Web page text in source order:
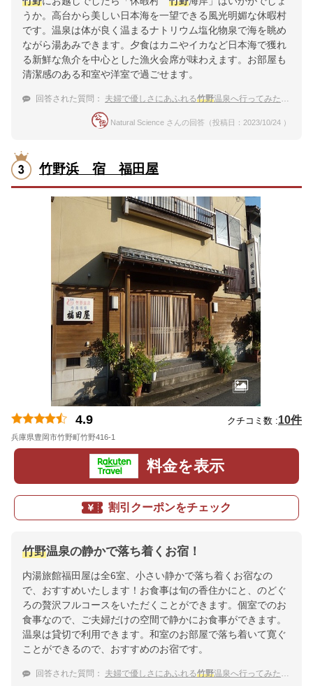
うか。高台から美しい日本海を一望できる風光明媚な休暇村
です。温泉は体が良く温まるナトリウム塩化物泉で海を眺め
ながら湯あみできます。夕食はカニやイカなど日本海で獲れ
る新鮮な魚介を中心とした漁火会席が味わえます。お部屋も
清潔感のある和室や洋室で過ごせます。
回答された質問： 夫婦で優しさにあふれる竹野温泉へ行ってみたい！静かで落ち着く宿
Natural Science さんの回答（投稿日：2023/10/24 ）
竹野浜 宿 福田屋
4.9 クチコミ数 :10件
兵庫県豊岡市竹野町竹野416-1
料金を表示
割引クーポンをチェック
竹野温泉の静かで落ち着くお宿！
内湯旅館福田屋は全6室、小さい静かで落ち着くお宿なの
で、おすすめいたします！お食事は旬の香住かにと、のどぐ
ろの贅沢フルコースをいただくことができます。個室でのお
食事なので、ご夫婦だけの空間で静かにお食事ができます。
温泉は貸切で利用できます。和室のお部屋で落ち着いて寛ぐ
ことができるので、おすすめのお宿です。
回答された質問： 夫婦で優しさにあふれる竹野温泉へ行ってみたい！静かで落ち着く宿